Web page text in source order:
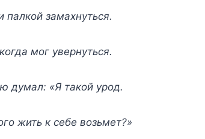
замахнуться.
мог увернуться.
думал: «Я такой урод.
жить к себе возьмет?»